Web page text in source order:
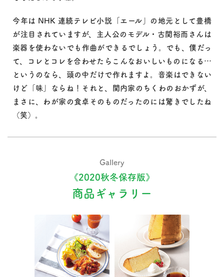
今年は NHK 連続テレビ小説「エール」の地元として豊橋
が注目されていますが、主人公のモデル・古関裕而さんは
楽器を使わないでも作曲ができるでしょう。でも、僕だっ
て、コレとコレを合わせたらこんなおいしいものになる…
というのなら、頭の中だけで作れますよ。音楽はできない
けど「味」ならね！それと、関内家のちくわのおかずが、
まさに、わが家の食卓そのものだったのには驚きでしたね
（笑）。
Gallery
《2020秋冬保存版》
商品ギャラリー